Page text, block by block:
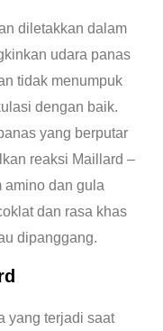
diletakkan dalam
udara panas
tidak menumpuk
dengan baik.
yang berputar
reaksi Maillard –
amino dan gula
dan rasa khas
dipanggang.
yang terjadi saat